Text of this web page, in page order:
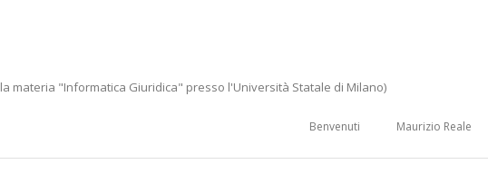
materia "Informatica Giuridica" presso l'Università Statale di Milano)
Benvenuti Maurizio Reale